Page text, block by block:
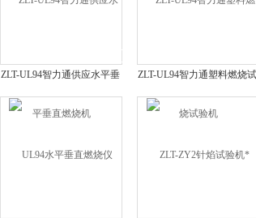
ZLT-UL94智力通供应水平垂
直燃烧机
ZLT-UL94智力通塑料燃烧试
验机